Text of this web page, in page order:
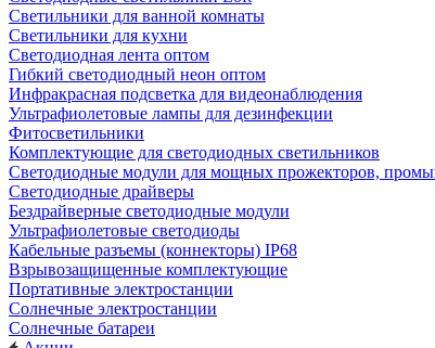
Светильники для ванной комнаты
Светильники для кухни
Светодиодная лента оптом
Гибкий светодиодный неон оптом
Инфракрасная подсветка для видеонаблюдения
Ультрафиолетовые лампы для дезинфекции
Фитосветильники
Комплектующие для светодиодных светильников
Светодиодные модули для мощных прожекторов,
Светодиодные драйверы
Бездрайверные светодиодные модули
Ультрафиолетовые светодиоды
Кабельные разъемы (коннекторы) IP68
Взрывозащищенные комплектующие
Портативные электростанции
Солнечные электростанции
Солнечные батареи